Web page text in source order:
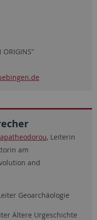
, Leiterin
am
and
Geoarchäologie
Ältere Urgeschichte